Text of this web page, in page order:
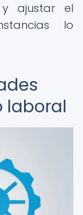
ajustar el
lo
laboral